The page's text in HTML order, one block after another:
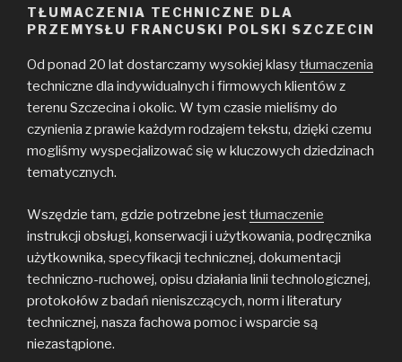
TŁUMACZENIA TECHNICZNE DLA
PRZEMYSŁU FRANCUSKI POLSKI SZCZECIN
Od ponad 20 lat dostarczamy wysokiej klasytłumaczenia
techniczne dla indywidualnych i firmowych klientów z
terenu Szczecina i okolic. W tym czasie mieliśmy do
czynienia z prawie każdym rodzajem tekstu, dzięki czemu
mogliśmy wyspecjalizować się w kluczowych dziedzinach
tematycznych.
Wszędzie tam, gdzie potrzebne jesttłumaczenie
instrukcji obsługi, konserwacji i użytkowania, podręcznika
użytkownika, specyfikacji technicznej, dokumentacji
techniczno-ruchowej, opisu działania linii technologicznej,
protokołów z badań nieniszczących, norm i literatury
technicznej, nasza fachowa pomoc i wsparcie są
niezastąpione.